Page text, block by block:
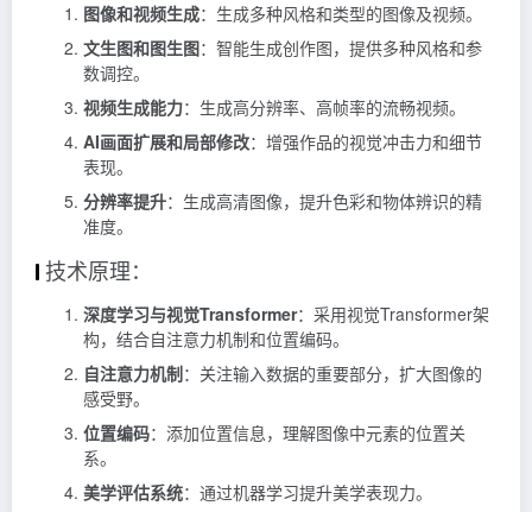
图像和视频生成：生成多种风格和类型的图像及视频。
文生图和图生图：智能生成创作图，提供多种风格和参
数调控。
视频生成能力：生成高分辨率、高帧率的流畅视频。
AI画面扩展和局部修改：增强作品的视觉冲击力和细节
表现。
分辨率提升：生成高清图像，提升色彩和物体辨识的精
准度。
技术原理：
深度学习与视觉Transformer：采用视觉Transformer架
构，结合自注意力机制和位置编码。
自注意力机制：关注输入数据的重要部分，扩大图像的
感受野。
位置编码：添加位置信息，理解图像中元素的位置关
系。
美学评估系统：通过机器学习提升美学表现力。